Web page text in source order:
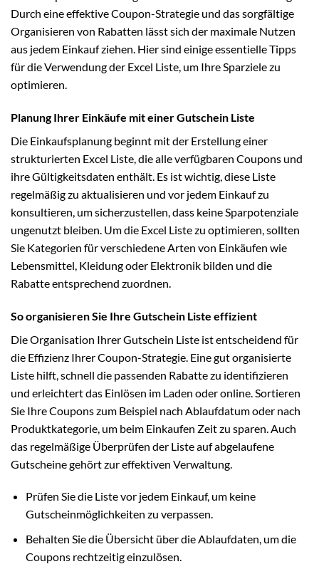
Durch eine effektive Coupon-Strategie und das sorgfältige
Organisieren von Rabatten lässt sich der maximale Nutzen
aus jedem Einkauf ziehen. Hier sind einige essentielle Tipps
für die Verwendung der Excel Liste, um Ihre Sparziele zu
optimieren.
Planung Ihrer Einkäufe mit einer Gutschein Liste
Die Einkaufsplanung beginnt mit der Erstellung einer
strukturierten Excel Liste, die alle verfügbaren Coupons und
ihre Gültigkeitsdaten enthält. Es ist wichtig, diese Liste
regelmäßig zu aktualisieren und vor jedem Einkauf zu
konsultieren, um sicherzustellen, dass keine Sparpotenziale
ungenutzt bleiben. Um die Excel Liste zu optimieren, sollten
Sie Kategorien für verschiedene Arten von Einkäufen wie
Lebensmittel, Kleidung oder Elektronik bilden und die
Rabatte entsprechend zuordnen.
So organisieren Sie Ihre Gutschein Liste effizient
Die Organisation Ihrer Gutschein Liste ist entscheidend für
die Effizienz Ihrer Coupon-Strategie. Eine gut organisierte
Liste hilft, schnell die passenden Rabatte zu identifizieren
und erleichtert das Einlösen im Laden oder online. Sortieren
Sie Ihre Coupons zum Beispiel nach Ablaufdatum oder nach
Produktkategorie, um beim Einkaufen Zeit zu sparen. Auch
das regelmäßige Überprüfen der Liste auf abgelaufene
Gutscheine gehört zur effektiven Verwaltung.
Prüfen Sie die Liste vor jedem Einkauf, um keine
Gutscheinmöglichkeiten zu verpassen.
Behalten Sie die Übersicht über die Ablaufdaten, um die
Coupons rechtzeitig einzulösen.